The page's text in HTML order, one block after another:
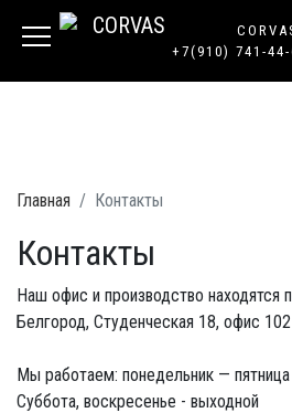
+7(910) 741-44-
Главная Контакты
Контакты
Наш офис и производство находятся
Белгород, Студенческая 18, офис 102
Мы работаем: понедельник —
Суббота, воскресенье - выходной